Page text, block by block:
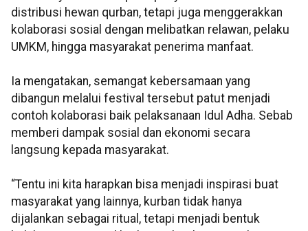
distribusi hewan qurban, tetapi juga menggerakkan
kolaborasi sosial dengan melibatkan relawan, pelaku
UMKM, hingga masyarakat penerima manfaat.
Ia mengatakan, semangat kebersamaan yang
dibangun melalui festival tersebut patut menjadi
contoh kolaborasi baik pelaksanaan Idul Adha. Sebab
memberi dampak sosial dan ekonomi secara
langsung kepada masyarakat.
“Tentu ini kita harapkan bisa menjadi inspirasi buat
masyarakat yang lainnya, kurban tidak hanya
dijalankan sebagai ritual, tetapi menjadi bentuk